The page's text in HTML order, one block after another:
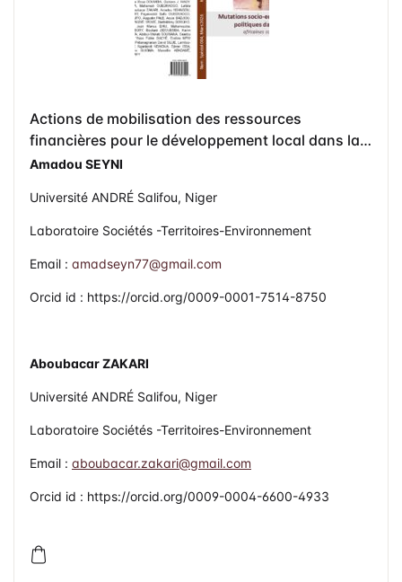
Actions de mobilisation des ressources
financières pour le développement local dans la
Commune Urbaine d’Agadez au Niger
Amadou SEYNI
Université ANDRÉ Salifou, Niger
Laboratoire Sociétés -Territoires-Environnement
Email : amadseyn77@gmail.com
Orcid id : https://orcid.org/0009-0001-7514-8750
Aboubacar ZAKARI
Université ANDRÉ Salifou, Niger
Laboratoire Sociétés -Territoires-Environnement
Email : aboubacar.zakari@gmail.com
Orcid id : https://orcid.org/0009-0004-6600-4933